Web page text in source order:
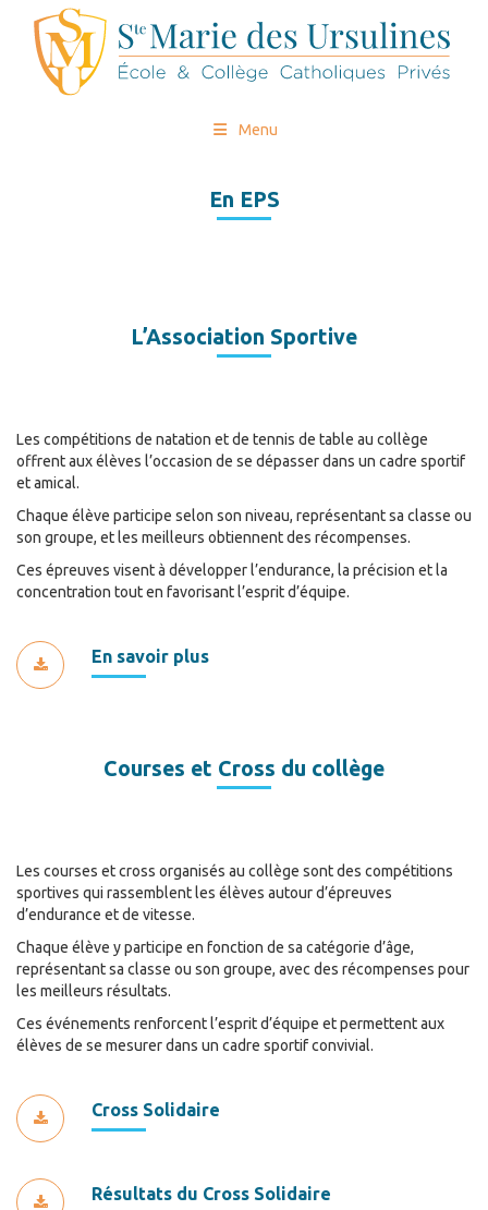
Menu
En EPS
L’Association Sportive
Les compétitions de natation et de tennis de table au collège
offrent aux élèves l’occasion de se dépasser dans un cadre sportif
et amical.
Chaque élève participe selon son niveau, représentant sa classe ou
son groupe, et les meilleurs obtiennent des récompenses.
Ces épreuves visent à développer l’endurance, la précision et la
concentration tout en favorisant l’esprit d’équipe.
En savoir plus
Courses et Cross du collège
Les courses et cross organisés au collège sont des compétitions
sportives qui rassemblent les élèves autour d’épreuves
d’endurance et de vitesse.
Chaque élève y participe en fonction de sa catégorie d’âge,
représentant sa classe ou son groupe, avec des récompenses pour
les meilleurs résultats.
Ces événements renforcent l’esprit d’équipe et permettent aux
élèves de se mesurer dans un cadre sportif convivial.
Cross Solidaire
Résultats du Cross Solidaire